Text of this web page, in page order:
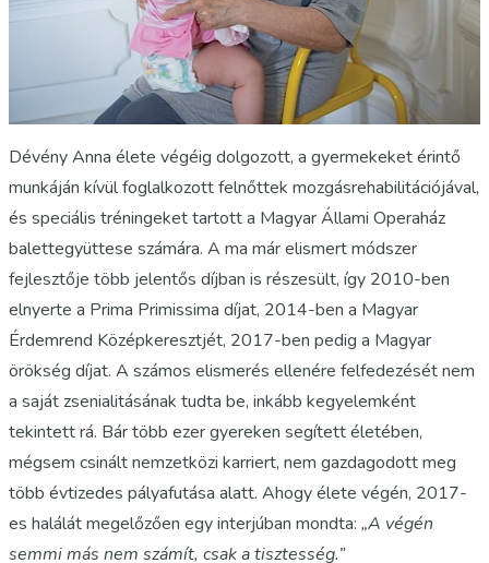
Dévény Anna élete végéig dolgozott, a gyermekeket érintő
munkáján kívül foglalkozott felnőttek mozgásrehabilitációjával,
és speciális tréningeket tartott a Magyar Állami Operaház
balettegyüttese számára. A ma már elismert módszer
fejlesztője több jelentős díjban is részesült, így 2010-ben
elnyerte a Prima Primissima díjat, 2014-ben a Magyar
Érdemrend Középkeresztjét, 2017-ben pedig a Magyar
örökség díjat. A számos elismerés ellenére felfedezését nem
a saját zsenialitásának tudta be, inkább kegyelemként
tekintett rá. Bár több ezer gyereken segített életében,
mégsem csinált nemzetközi karriert, nem gazdagodott meg
több évtizedes pályafutása alatt. Ahogy élete végén, 2017-
es halálát megelőzően egy interjúban mondta: „A végén
semmi más nem számít, csak a tisztesség.”